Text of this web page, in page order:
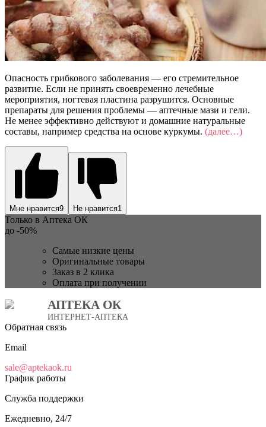
Опасность грибкового заболевания — его стремительное
развитие. Если не принять своевременно лечебные
мероприятия, ногтевая пластина разрушится. Основные
препараты для решения проблемы — аптечные мази и гели.
Не менее эффективно действуют и домашние натуральные
составы, например средства на основе куркумы. (далее…)
Мне нравится9 Не нравится1
Только в Аптека ОК
до -50%
Самые низкие цены
Оригинальные товары
Заказ в 2 клика
Оплата при получении
АПТЕКА ОК
ИНТЕРНЕТ-АПТЕКА
Обратная связь
Email
sale@aptekaok.ru
График работы
Служба поддержки
Ежедневно, 24/7